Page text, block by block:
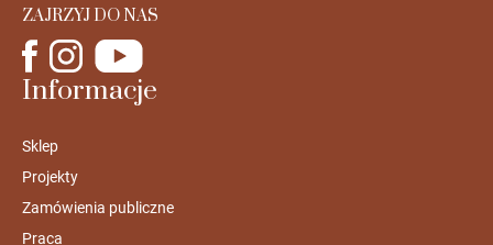
ZAJRZYJ DO NAS
Informacje
Sklep
Projekty
Zamówienia publiczne
Praca